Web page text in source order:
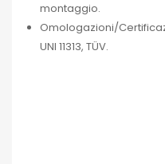
montaggio.
Omologazioni/
UNI 11313, TÜV.